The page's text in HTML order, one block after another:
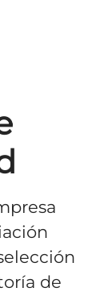
de